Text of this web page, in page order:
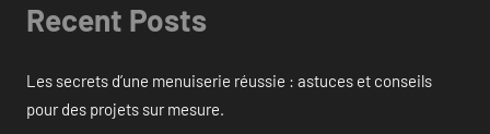
Recent Posts
Les secrets d’une menuiserie réussie : astuces et conseils
pour des projets sur mesure.